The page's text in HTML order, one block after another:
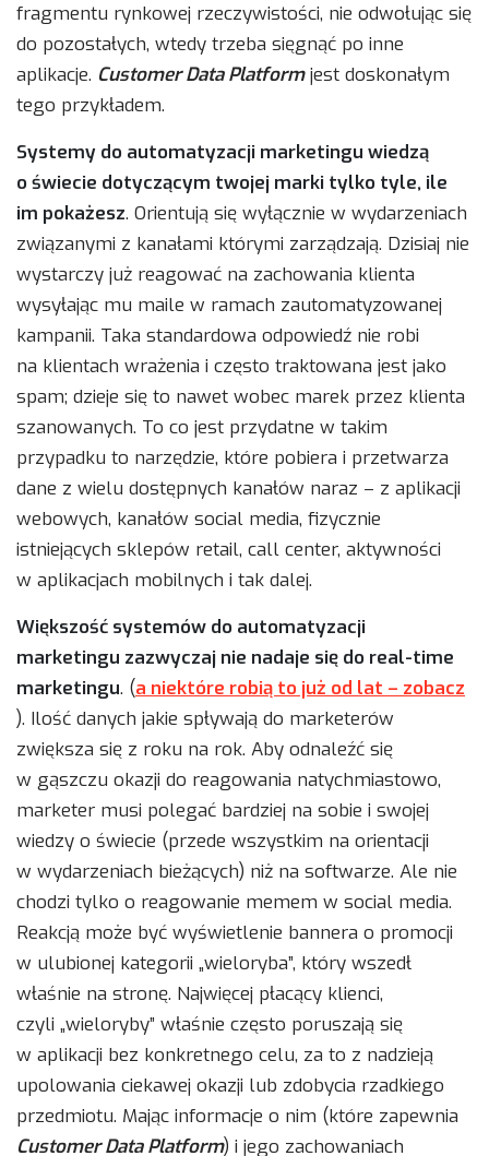
fragmentu rynkowej rzeczywistości, nie odwołując się
do pozostałych, wtedy trzeba sięgnąć po inne
aplikacje. Customer Data Platformjest doskonałym
tego przykładem.
Systemy do automatyzacji marketingu wiedzą
o świecie dotyczącym twojej marki tylko tyle, ile
im pokażesz. Orientują się wyłącznie w wydarzeniach
związanymi z kanałami którymi zarządzają. Dzisiaj nie
wystarczy już reagować na zachowania klienta
wysyłając mu maile w ramach zautomatyzowanej
kampanii. Taka standardowa odpowiedź nie robi
na klientach wrażenia i często traktowana jest jako
spam; dzieje się to nawet wobec marek przez klienta
szanowanych. To co jest przydatne w takim
przypadku to narzędzie, które pobiera i przetwarza
dane z wielu dostępnych kanałów naraz – z aplikacji
webowych, kanałów social media, fizycznie
istniejących sklepów retail, call center, aktywności
w aplikacjach mobilnych i tak dalej.
Większość systemów do automatyzacji
marketingu zazwyczaj nie nadaje się do real-time
marketingu. (a niektóre robią to już od lat – zobacz
). Ilość danych jakie spływają do marketerów
zwiększa się z roku na rok. Aby odnaleźć się
w gąszczu okazji do reagowania natychmiastowo,
marketer musi polegać bardziej na sobie i swojej
wiedzy o świecie (przede wszystkim na orientacji
w wydarzeniach bieżących) niż na softwarze. Ale nie
chodzi tylko o reagowanie memem w social media.
Reakcją może być wyświetlenie bannera o promocji
w ulubionej kategorii „wieloryba”, który wszedł
właśnie na stronę. Najwięcej płacący klienci,
czyli „wieloryby” właśnie często poruszają się
w aplikacji bez konkretnego celu, za to z nadzieją
upolowania ciekawej okazji lub zdobycia rzadkiego
przedmiotu. Mając informacje o nim (które zapewnia
Customer Data Platform) i jego zachowaniach